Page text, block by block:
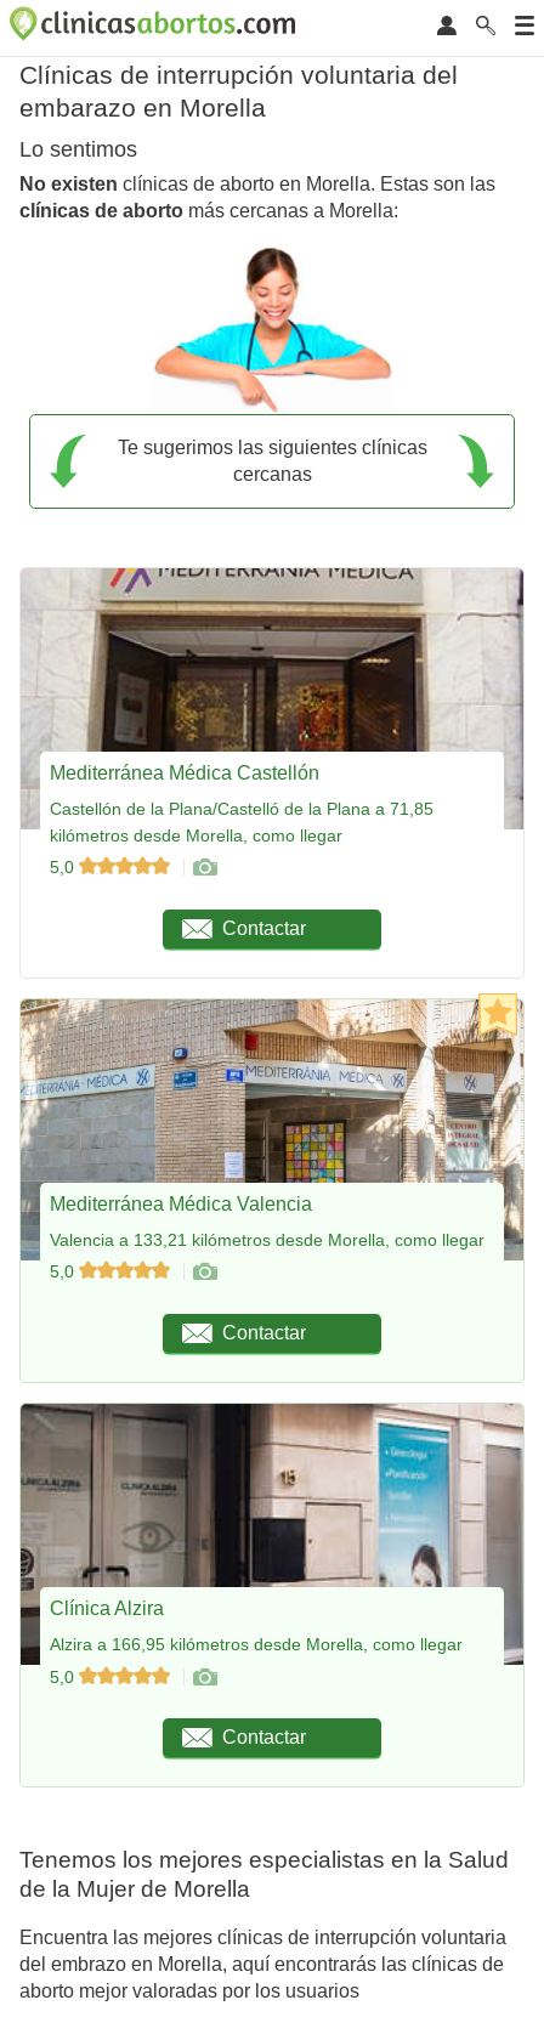
Clínicas de interrupción voluntaria del
embarazo en Morella
Lo sentimos
No existen clínicas de aborto en Morella. Estas son las
clínicas de aborto más cercanas a Morella:
Te sugerimos las siguientes clínicas
cercanas
Mediterránea Médica Castellón
Castellón de la Plana/Castelló de la Plana a 71,85
kilómetros desde Morella, como llegar
5,0
Contactar
Mediterránea Médica Valencia
Valencia a 133,21 kilómetros desde Morella, como llegar
5,0
Contactar
Clínica Alzira
Alzira a 166,95 kilómetros desde Morella, como llegar
5,0
Contactar
Tenemos los mejores especialistas en la Salud
de la Mujer de Morella
Encuentra las mejores clínicas de interrupción voluntaria
del embrazo en Morella, aquí encontrarás las clínicas de
aborto mejor valoradas por los usuarios